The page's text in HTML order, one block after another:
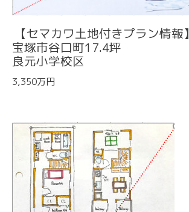
【セマカワ土地付きプラン情報】
宝塚市谷口町17.4坪
良元小学校区
3,350万円